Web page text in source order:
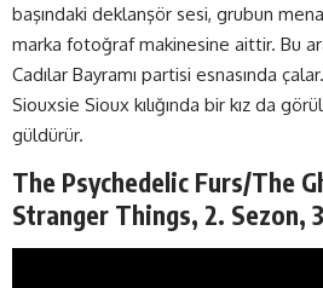
başındaki deklanşör sesi, grubun
marka fotoğraf makinesine aittir. Bu
Cadılar Bayramı partisi esnasında
Siouxsie Sioux kılığında bir kız da
güldürür.
The Psychedelic Furs/The
Stranger Things, 2. Sezon,